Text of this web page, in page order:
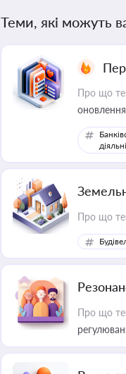
Теми, які можуть
Про що
Про що
Про що